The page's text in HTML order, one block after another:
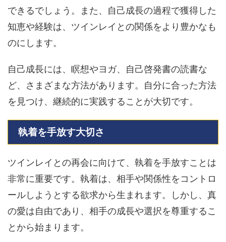
できるでしょう。また、自己成長の過程で獲得した
知恵や経験は、ツインレイとの関係をより豊かなも
のにします。
自己成長には、瞑想やヨガ、自己啓発書の読書な
ど、さまざまな方法があります。自分に合った方法
を見つけ、継続的に実践することが大切です。
執着を手放す大切さ
ツインレイとの再会に向けて、執着を手放すことは
非常に重要です。執着は、相手や関係性をコントロ
ールしようとする欲求から生まれます。しかし、真
の愛は自由であり、相手の成長や選択を尊重するこ
とから始まります。